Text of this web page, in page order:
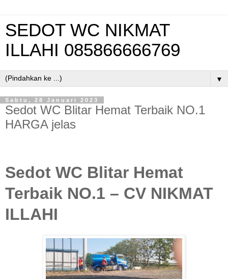
SEDOT WC NIKMAT
ILLAHI 085866666769
▼
Sabtu, 28 Januari 2023
Sedot WC Blitar Hemat Terbaik NO.1
HARGA jelas
Sedot WC Blitar Hemat
Terbaik NO.1 – CV NIKMAT
ILLAHI